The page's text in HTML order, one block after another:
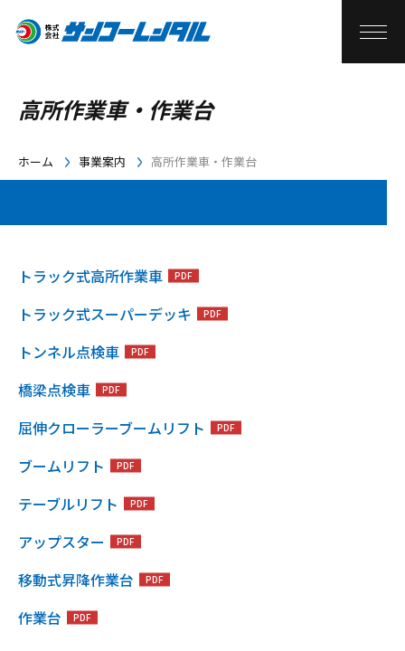
高所作業車・作業台
ホーム 事業案内 高所作業車・作業台
トラック式高所作業車
トラック式スーパーデッキ
トンネル点検車
橋梁点検車
屈伸クローラーブームリフト
ブームリフト
テーブルリフト
アップスター
移動式昇降作業台
作業台